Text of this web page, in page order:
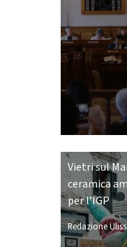
Vietri sul
ceramica
per l’IGP
Redazione